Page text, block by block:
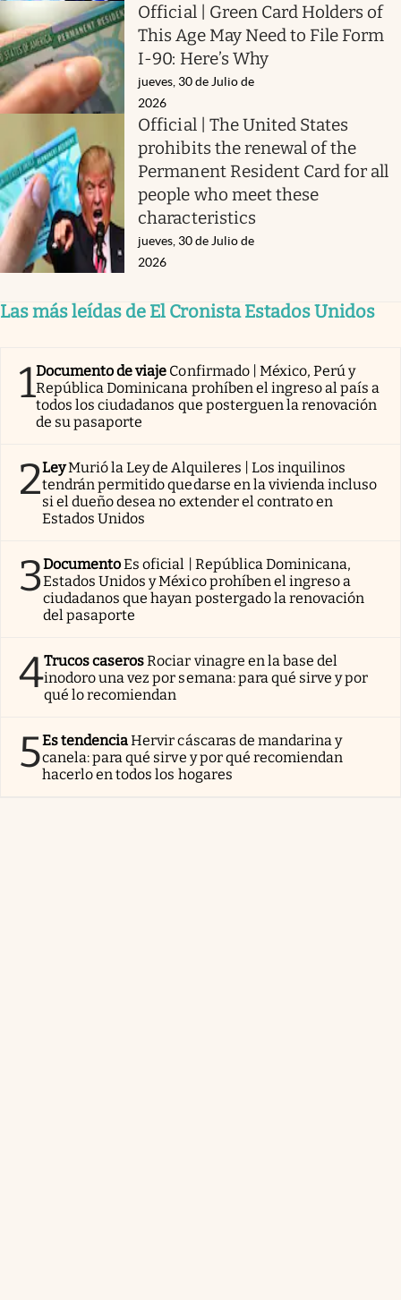
Official | Green Card Holders of
This Age May Need to File Form
I-90: Here’s Why
jueves, 30 de Julio de
2026
Official | The United States
prohibits the renewal of the
Permanent Resident Card for all
people who meet these
characteristics
jueves, 30 de Julio de
2026
Las más leídas de El Cronista Estados Unidos
1Documento de viaje Confirmado | México, Perú y
República Dominicana prohíben el ingreso al país a
todos los ciudadanos que posterguen la renovación
de su pasaporte
2LeyMurió la Ley de Alquileres | Los inquilinos
tendrán permitido quedarse en la vivienda incluso
si el dueño desea no extender el contrato en
Estados Unidos
3DocumentoEs oficial | República Dominicana,
Estados Unidos y México prohíben el ingreso a
ciudadanos que hayan postergado la renovación
del pasaporte
4Trucos caserosRociar vinagre en la base del
inodoro una vez por semana: para qué sirve y por
qué lo recomiendan
5Es tendenciaHervir cáscaras de mandarina y
canela: para qué sirve y por qué recomiendan
hacerlo en todos los hogares